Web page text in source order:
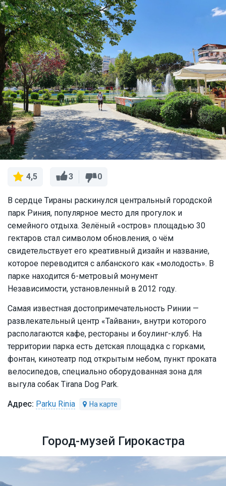
4,5 3 0
В сердце Тираны раскинулся центральный городской
парк Риния, популярное место для прогулок и
семейного отдыха. Зелёный «остров» площадью 30
гектаров стал символом обновления, о чём
свидетельствует его креативный дизайн и название,
которое переводится с албанского как «молодость». В
парке находится 6-метровый монумент
Независимости, установленный в 2012 году.
Самая известная достопримечательность Ринии —
развлекательный центр «Тайвани», внутри которого
располагаются кафе, рестораны и боулинг-клуб. На
территории парка есть детская площадка с горками,
фонтан, кинотеатр под открытым небом, пункт проката
велосипедов, специально оборудованная зона для
выгула собак Tirana Dog Park.
Parku Rinia
Город-музей Гирокастра